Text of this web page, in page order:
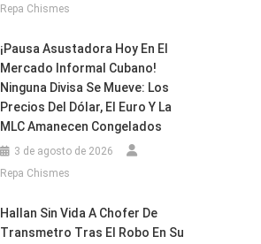
Repa Chismes
¡Pausa Asustadora Hoy En El
Mercado Informal Cubano!
Ninguna Divisa Se Mueve: Los
Precios Del Dólar, El Euro Y La
MLC Amanecen Congelados
3 de agosto de 2026
Repa Chismes
Hallan Sin Vida A Chofer De
Transmetro Tras El Robo En Su